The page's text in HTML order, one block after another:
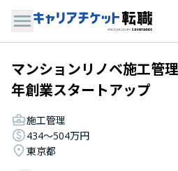
マンションリノベ施⼯管
年創業スタートアップ
施工管理
434〜504万円
東京都